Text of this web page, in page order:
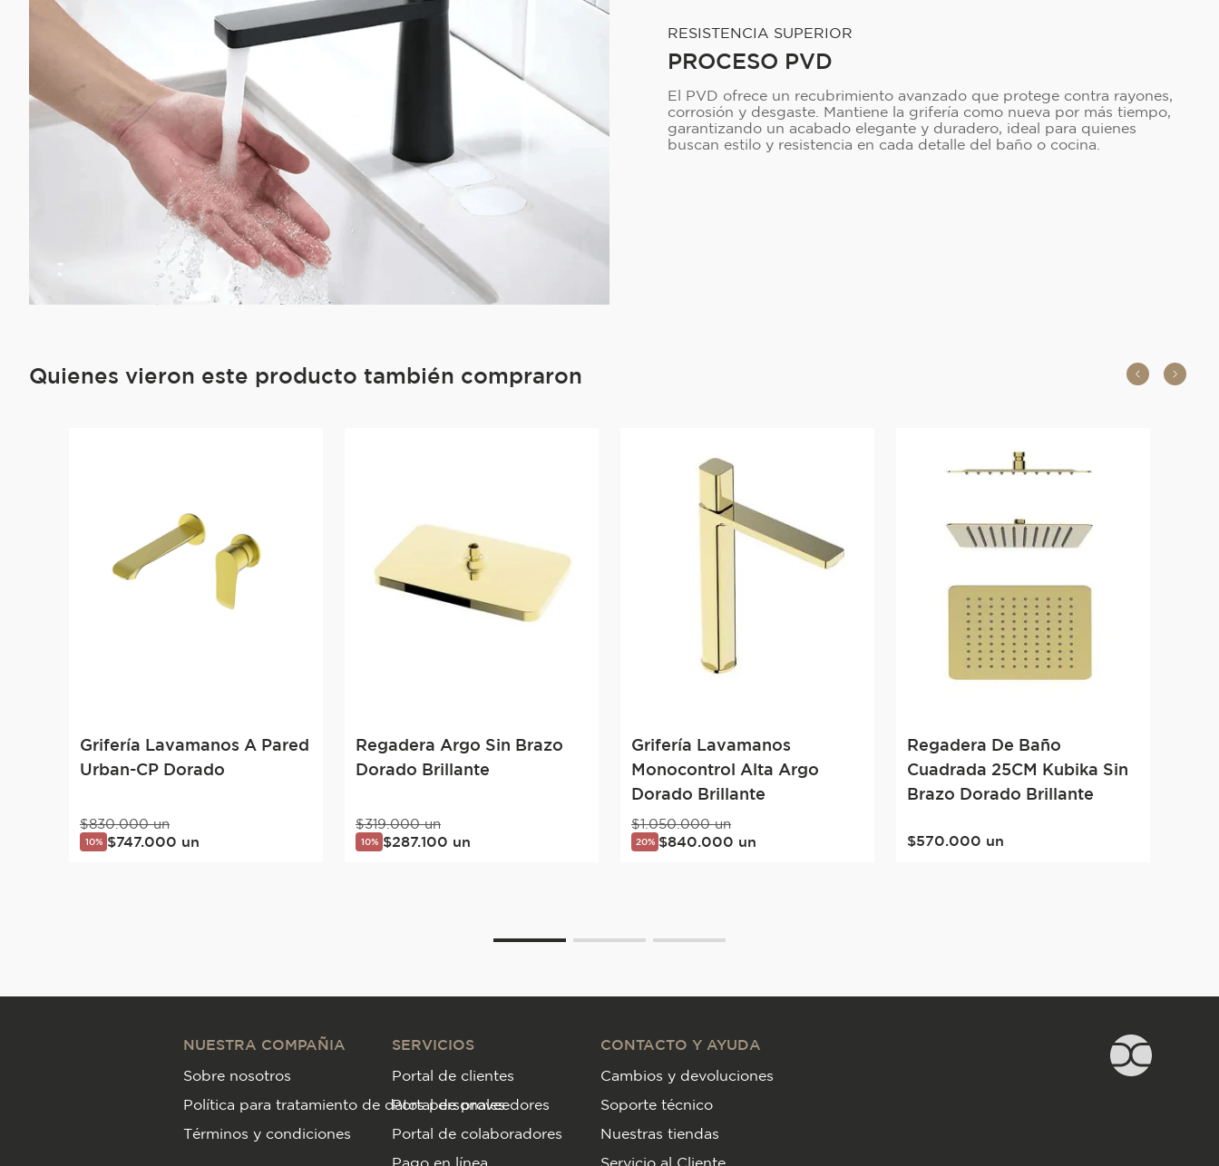
RESISTENCIA SUPERIOR
PROCESO PVD
El PVD ofrece un recubrimiento avanzado que protege contra rayones,
corrosión y desgaste. Mantiene la grifería como nueva por más tiempo,
garantizando un acabado elegante y duradero, ideal para quienes
buscan estilo y resistencia en cada detalle del baño o cocina.
Quienes vieron este producto también compraron
Grifería Lavamanos A Pared
Urban-CP Dorado
$830.000 un
10% $747.000 un
Regadera Argo Sin Brazo
Dorado Brillante
$319.000 un
10% $287.100 un
Grifería Lavamanos
Monocontrol Alta Argo
Dorado Brillante
$1.050.000 un
20% $840.000 un
Regadera De Baño
Cuadrada 25CM Kubika Sin
Brazo Dorado Brillante
$570.000 un
NUESTRA COMPAÑIA
Sobre nosotros
Política para tratamiento de datos personales
Términos y condiciones
SERVICIOS
Portal de clientes
Portal de proveedores
Portal de colaboradores
Pago en línea
CONTACTO Y AYUDA
Cambios y devoluciones
Soporte técnico
Nuestras tiendas
Servicio al Cliente